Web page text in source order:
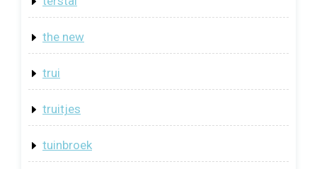
the new
trui
truitjes
tuinbroek